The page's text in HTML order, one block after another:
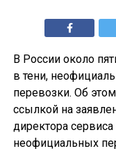
В России около
в тени,
перевозки. Об
ссылкой на
директора
неофициальных